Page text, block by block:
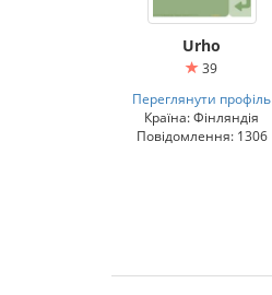
Urho
39
Переглянути профіль
Країна: Фінляндія
Повідомлення: 1306